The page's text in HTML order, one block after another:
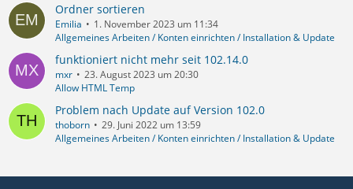
Ordner sortieren
Emilia
1. November 2023 um 11:34
Allgemeines Arbeiten / Konten einrichten / Installation & Update
funktioniert nicht mehr seit 102.14.0
mxr
23. August 2023 um 20:30
Allow HTML Temp
Problem nach Update auf Version 102.0
thoborn
29. Juni 2022 um 13:59
Allgemeines Arbeiten / Konten einrichten / Installation & Update